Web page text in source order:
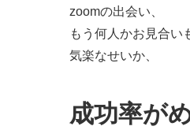
zoomの出会い、
もう何人かお見合い
気楽なせいか、
成功率が